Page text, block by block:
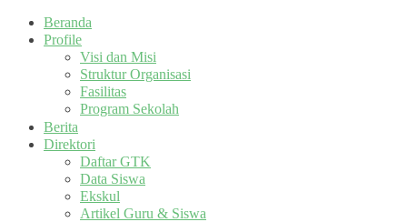
Beranda
Profile
Visi dan Misi
Struktur Organisasi
Fasilitas
Program Sekolah
Berita
Direktori
Daftar GTK
Data Siswa
Ekskul
Artikel Guru & Siswa